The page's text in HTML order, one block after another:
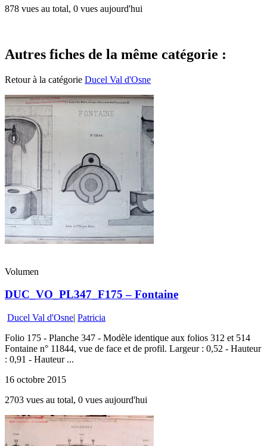
878 vues au total, 0 vues aujourd'hui
Autres fiches de la même catégorie :
Retour à la catégorie Ducel Val d'Osne
Volumen
DUC_VO_PL347_F175 – Fontaine
Ducel Val d'Osne| Patricia
Folio 175 - Planche 347 - Modèle identique aux folios 312 et 514
Fontaine n° 11844, vue de face et de profil. Largeur : 0,52 - Hauteur
: 0,91 - Hauteur ...
16 octobre 2015
2703 vues au total, 0 vues aujourd'hui